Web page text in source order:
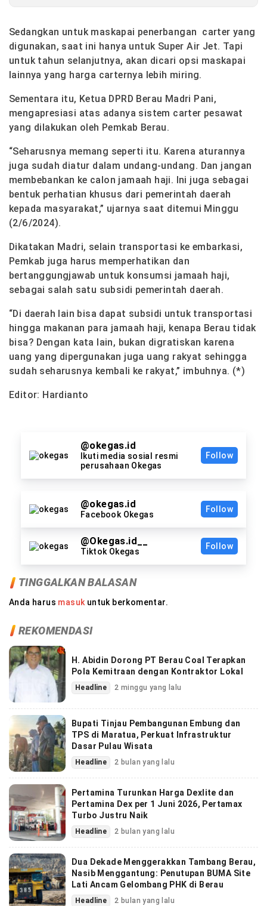
Sedangkan untuk maskapai penerbangan carter yang
digunakan, saat ini hanya untuk Super Air Jet. Tapi
untuk tahun selanjutnya, akan dicari opsi maskapai
lainnya yang harga carternya lebih miring.
Sementara itu, Ketua DPRD Berau Madri Pani,
mengapresiasi atas adanya sistem carter pesawat
yang dilakukan oleh Pemkab Berau.
“Seharusnya memang seperti itu. Karena aturannya
juga sudah diatur dalam undang-undang. Dan jangan
membebankan ke calon jamaah haji. Ini juga sebagai
bentuk perhatian khusus dari pemerintah daerah
kepada masyarakat,” ujarnya saat ditemui Minggu
(2/6/2024).
Dikatakan Madri, selain transportasi ke embarkasi,
Pemkab juga harus memperhatikan dan
bertanggungjawab untuk konsumsi jamaah haji,
sebagai salah satu subsidi pemerintah daerah.
“Di daerah lain bisa dapat subsidi untuk transportasi
hingga makanan para jamaah haji, kenapa Berau tidak
bisa? Dengan kata lain, bukan digratiskan karena
uang yang dipergunakan juga uang rakyat sehingga
sudah seharusnya kembali ke rakyat,” imbuhnya. (*)
Editor: Hardianto
@okegas.id
Ikuti media sosial resmi
perusahaan Okegas
Follow
@okegas.id
Facebook Okegas
Follow
@Okegas.id__
Tiktok Okegas
Follow
TINGGALKAN BALASAN
Anda harus masukuntuk berkomentar.
REKOMENDASI
H. Abidin Dorong PT Berau Coal Terapkan
Pola Kemitraan dengan Kontraktor Lokal
Headline 2 minggu yang lalu
Bupati Tinjau Pembangunan Embung dan
TPS di Maratua, Perkuat Infrastruktur
Dasar Pulau Wisata
Headline 2 bulan yang lalu
Pertamina Turunkan Harga Dexlite dan
Pertamina Dex per 1 Juni 2026, Pertamax
Turbo Justru Naik
Headline 2 bulan yang lalu
Dua Dekade Menggerakkan Tambang Berau,
Nasib Menggantung: Penutupan BUMA Site
Lati Ancam Gelombang PHK di Berau
Headline 2 bulan yang lalu